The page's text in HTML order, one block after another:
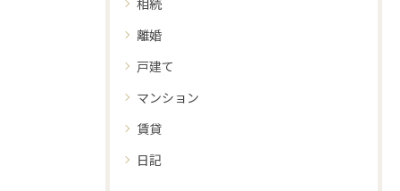
離婚
戸建て
マンション
賃貸
日記